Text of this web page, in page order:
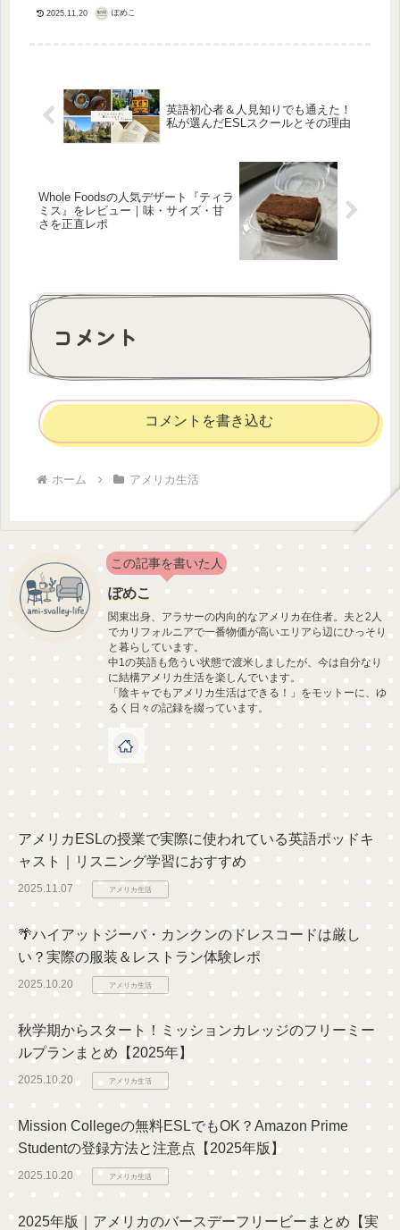
2025.11.20 ぽめこ
英語初心者＆人見知りでも通えた！
私が選んだESLスクールとその理由
Whole Foodsの人気デザート『ティラ
ミス』をレビュー｜味・サイズ・甘
さを正直レポ
コメント
コメントを書き込む
ホーム アメリカ生活
この記事を書いた人
ぽめこ
関東出身、アラサーの内向的なアメリカ在住者。夫と2人
でカリフォルニアで一番物価が高いエリアら辺にひっそり
と暮らしています。
中1の英語も危うい状態で渡米しましたが、今は自分なり
に結構アメリカ生活を楽しんでいます。
「陰キャでもアメリカ生活はできる！」をモットーに、ゆ
るく日々の記録を綴っています。
アメリカESLの授業で実際に使われている英語ポッドキ
ャスト｜リスニング学習におすすめ
2025.11.07 アメリカ生活
🌴ハイアットジーバ・カンクンのドレスコードは厳し
い？実際の服装＆レストラン体験レポ
2025.10.20 アメリカ生活
秋学期からスタート！ミッションカレッジのフリーミー
ルプランまとめ【2025年】
2025.10.20 アメリカ生活
Mission Collegeの無料ESLでもOK？Amazon Prime
Studentの登録方法と注意点【2025年版】
2025.10.20 アメリカ生活
2025年版｜アメリカのバースデーフリービーまとめ【実